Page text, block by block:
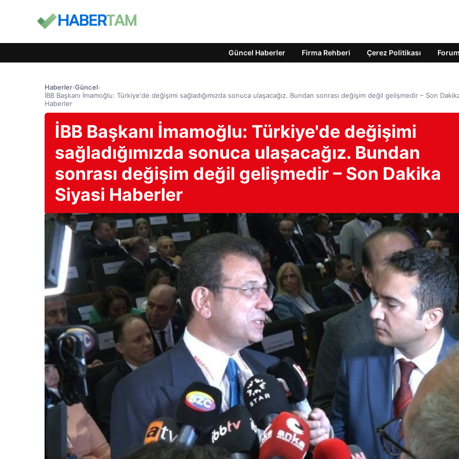
Güncel Haberler Firma Rehberi Çerez Politikası Forum
Haberler›Güncel›
İBB Başkanı İmamoğlu: Türkiye'de değişimi sağladığımızda sonuca ulaşacağız. Bundan sonrası değişim değil gelişmedir – Son
Haberler
İBB Başkanı İmamoğlu: Türkiye'de değişimi
sağladığımızda sonuca ulaşacağız. Bundan
sonrası değişim değil gelişmedir – Son Dakika
Siyasi Haberler